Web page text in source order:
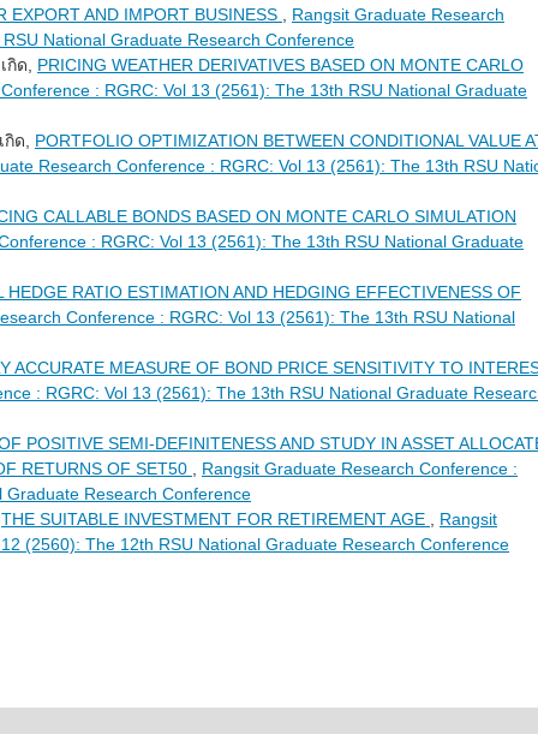
EXPORT AND IMPORT BUSINESS
Rangsit Graduate Research
National Graduate Research Conference
ด, PRICING WEATHER DERIVATIVES BASED ON MONTE CARLO
: RGRC: Vol 13 (2561): The 13th RSU National Graduate
ด, PORTFOLIO OPTIMIZATION BETWEEN CONDITIONAL VALUE
Research Conference : RGRC: Vol 13 (2561): The 13th RSU
CALLABLE BONDS BASED ON MONTE CARLO SIMULATION
: RGRC: Vol 13 (2561): The 13th RSU National Graduate
HEDGE RATIO ESTIMATION AND HEDGING EFFECTIVENESS OF
Conference : RGRC: Vol 13 (2561): The 13th RSU National
ACCURATE MEASURE OF BOND PRICE SENSITIVITY TO
: RGRC: Vol 13 (2561): The 13th RSU National Graduate
POSITIVE SEMI-DEFINITENESS AND STUDY IN ASSET
RETURNS OF SET50
Rangsit Graduate Research Conference :
Graduate Research Conference
THE SUITABLE INVESTMENT FOR RETIREMENT AGE
Rangsit
(2560): The 12th RSU National Graduate Research Conference